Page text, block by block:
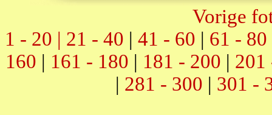
Vorige
1 - 20 | 21 - 40 | 41 - 60 | 61 - 80
160 | 161 - 180 | 181 - 200 | 201
| 281 - 300 | 301 -